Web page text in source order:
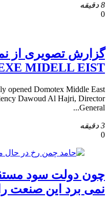
8 دقیقه
0
گزارش تصویری از
MIDELL EIST
opened Domotex Middle East
Dawoud Al Hajri, Director
General...
3 دقیقه
0
چون دولت سود
نمی برد این صنعت